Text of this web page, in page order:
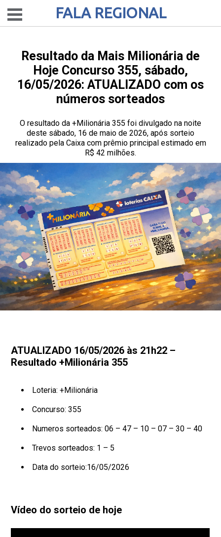
FALA REGIONAL
Resultado da Mais Milionária de
Hoje Concurso 355, sábado,
16/05/2026: ATUALIZADO com os
números sorteados
O resultado da +Milionária 355 foi divulgado na noite
deste sábado, 16 de maio de 2026, após sorteio
realizado pela Caixa com prêmio principal estimado em
R$ 42 milhões.
ATUALIZADO 16/05/2026 às 21h22 –
Resultado +Milionária 355
Loteria: +Milionária
Concurso: 355
Numeros sorteados: 06 – 47 – 10 – 07 – 30 – 40
Trevos sorteados: 1 – 5
Data do sorteio:16/05/2026
Vídeo do sorteio de hoje